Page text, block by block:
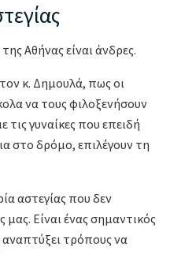
Αθήνας είναι άνδρες.
κ. Δημουλά, πως οι
να τους φιλοξενήσουν
τις γυναίκες που επειδή
στο δρόμο, επιλέγουν τη
αστεγίας που δεν
μας. Είναι ένας σημαντικός
αναπτύξει τρόπους να